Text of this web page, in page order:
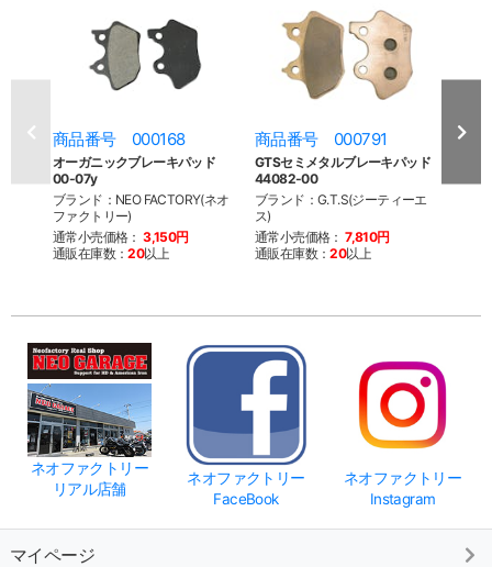
商品番号 000168
オーガニックブレーキパッド
00-07y
ブランド：NEO FACTORY(ネオ
ファクトリー)
通常小売価格： 3,150円
通販在庫数：20以上
商品番号 000791
GTSセミメタルブレーキパッド
44082-00
ブランド：G.T.S(ジーティーエ
ス)
通常小売価格： 7,810円
通販在庫数：20以上
商
ネオファクトリー
リアル店舗
ネオファクトリー
FaceBook
ネオファクトリー
Instagram
マイページ